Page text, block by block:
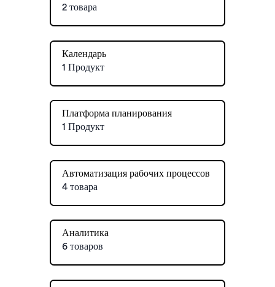
2 товара
Календарь
1 Продукт
Платформа планирования
1 Продукт
Автоматизация рабочих процессов
4 товара
Аналитика
6 товаров